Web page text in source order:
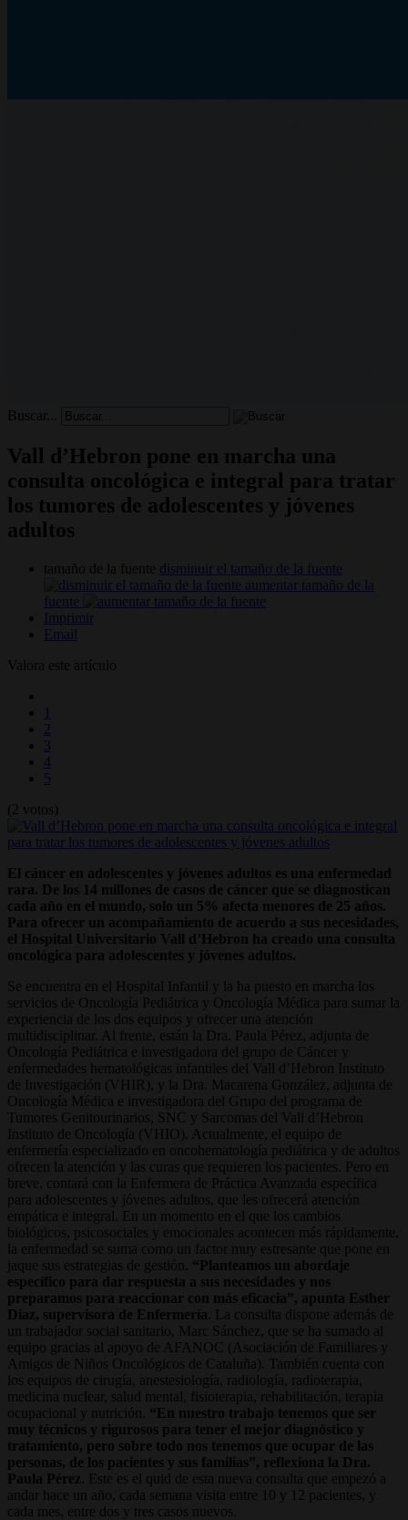
Buscar...
Vall d’Hebron pone en marcha una
consulta oncológica e integral para tratar
los tumores de adolescentes y jóvenes
adultos
tamaño de la fuente disminuir el tamaño de la fuente
aumentar tamaño de la
fuente
Imprimir
Email
Valora este artículo
1
2
3
4
5
(2 votos)
El cáncer en adolescentes y jóvenes adultos es una enfermedad
rara. De los 14 millones de casos de cáncer que se diagnostican
cada año en el mundo, solo un 5% afecta menores de 25 años.
Para ofrecer un acompañamiento de acuerdo a sus necesidades,
el Hospital Universitario Vall d’Hebron ha creado una consulta
oncológica para adolescentes y jóvenes adultos.
Se encuentra en el Hospital Infantil y la ha puesto en marcha los
servicios de Oncología Pediátrica y Oncología Médica para sumar la
experiencia de los dos equipos y ofrecer una atención
multidisciplinar. Al frente, están la Dra. Paula Pérez, adjunta de
Oncología Pediátrica e investigadora del grupo de Cáncer y
enfermedades hematológicas infantiles del Vall d’Hebron Instituto
de Investigación (VHIR), y la Dra. Macarena González, adjunta de
Oncología Médica e investigadora del Grupo del programa de
Tumores Genitourinarios, SNC y Sarcomas del Vall d’Hebron
Instituto de Oncología (VHIO). Actualmente, el equipo de
enfermería especializado en oncohematología pediátrica y de adultos
ofrecen la atención y las curas que requieren los pacientes. Pero en
breve, contará con la Enfermera de Práctica Avanzada específica
para adolescentes y jóvenes adultos, que les ofrecerá atención
empática e integral. En un momento en el que los cambios
biológicos, psicosociales y emocionales acontecen más rápidamente,
la enfermedad se suma como un factor muy estresante que pone en
jaque sus estrategias de gestión. “Planteamos un abordaje
específico para dar respuesta a sus necesidades y nos
preparamos para reaccionar con más eficacia”, apunta Esther
Díaz, supervisora de Enfermería . La consulta dispone además de
un trabajador social sanitario, Marc Sánchez, que se ha sumado al
equipo gracias al apoyo de AFANOC (Asociación de Familiares y
Amigos de Niños Oncológicos de Cataluña). También cuenta con
los equipos de cirugía, anestesiología, radiología, radioterapia,
medicina nuclear, salud mental, fisioterapia, rehabilitación, terapia
ocupacional y nutrición. “En nuestro trabajo tenemos que ser
muy técnicos y rigurosos para tener el mejor diagnóstico y
tratamiento, pero sobre todo nos tenemos que ocupar de las
personas, de los pacientes y sus familias”, reflexiona la Dra.
Paula Pérez . Este es el quid de esta nueva consulta que empezó a
andar hace un año, cada semana visita entre 10 y 12 pacientes, y
cada mes, entre dos y tres casos nuevos.